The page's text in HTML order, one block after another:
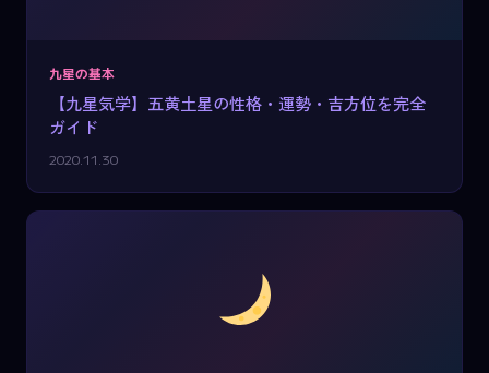
九星の基本
【九星気学】五黄土星の性格・運勢・吉方位を完全
ガイド
2020.11.30